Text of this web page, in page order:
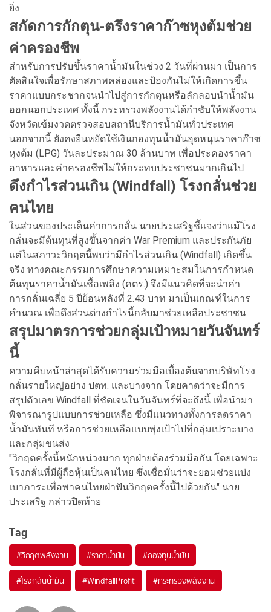
ยิ่ง
สกัดการกักตุน-ตรึงราคาก๊าซหุงต้มช่วย
ค่าครองชีพ
สำหรับการปรับขึ้นราคาน้ำมันในช่วง 2 วันที่ผ่านมา เป็นการ
ตัดสินใจเพื่อรักษาสภาพคล่องและป้องกันไม่ให้เกิดการขึ้น
ราคาแบบกระชากจนนำไปสู่การกักตุนหรือลักลอบนำน้ำมัน
ออกนอกประเทศ ทั้งนี้ กระทรวงพลังงานได้กำชับให้พลังงาน
จังหวัดเข้มงวดตรวจสอบสถานีบริการน้ำมันทั่วประเทศ
นอกจากนี้ ยังคงยืนหยัดใช้เงินกองทุนน้ำมันอุดหนุนราคาก๊าซ
หุงต้ม (LPG) วันละประมาณ 30 ล้านบาท เพื่อประคองราคา
อาหารและค่าครองชีพไม่ให้กระทบประชาชนมากเกินไป
ดึงกำไรส่วนเกิน (Windfall) โรงกลั่นช่วย
คนไทย
ในส่วนของประเด็นค่าการกลั่น นายประเสริฐชี้แจงว่าแม้โรง
กลั่นจะมีต้นทุนที่สูงขึ้นจากค่า War Premium และประกันภัย
แต่ในสภาวะวิกฤตนี้พบว่ามีกำไรส่วนเกิน (Windfall) เกิดขึ้น
จริง ทางคณะกรรมการศึกษาความเหมาะสมในการกำหนด
ต้นทุนราคาน้ำมันเชื้อเพลิง (คตร.) จึงมีแนวคิดที่จะนำค่า
การกลั่นเฉลี่ย 5 ปีย้อนหลังที่ 2.43 บาท มาเป็นเกณฑ์ในการ
คำนวณ เพื่อดึงส่วนต่างกำไรนี้กลับมาช่วยเหลือประชาชน
สรุปมาตรการช่วยกลุ่มเป้าหมายวันจันทร์
นี้
ความคืบหน้าล่าสุดได้รับความร่วมมือเบื้องต้นจากบริษัทโรง
กลั่นรายใหญ่อย่าง ปตท. และบางจาก โดยคาดว่าจะมีการ
สรุปตัวเลข Windfall ที่ชัดเจนในวันจันทร์ที่จะถึงนี้ เพื่อนำมา
พิจารณารูปแบบการช่วยเหลือ ซึ่งมีแนวทางทั้งการลดราคา
น้ำมันทันที หรือการช่วยเหลือแบบพุ่งเป้าไปที่กลุ่มเปราะบาง
และกลุ่มขนส่ง
"วิกฤตครั้งนี้หนักหน่วงมาก ทุกฝ่ายต้องร่วมมือกัน โดยเฉพาะ
โรงกลั่นที่มีผู้ถือหุ้นเป็นคนไทย ซึ่งเชื่อมั่นว่าจะยอมช่วยแบ่ง
เบาภาระเพื่อพาคนไทยฝ่าฟันวิกฤตครั้งนี้ไปด้วยกัน" นาย
ประเสริฐ กล่าวปิดท้าย
Tag
#วิกฤตพลังงาน #ราคาน้ำมัน #กองทุนน้ำมัน
#โรงกลั่นน้ำมัน #WindfallProfit #กระทรวงพลังงาน